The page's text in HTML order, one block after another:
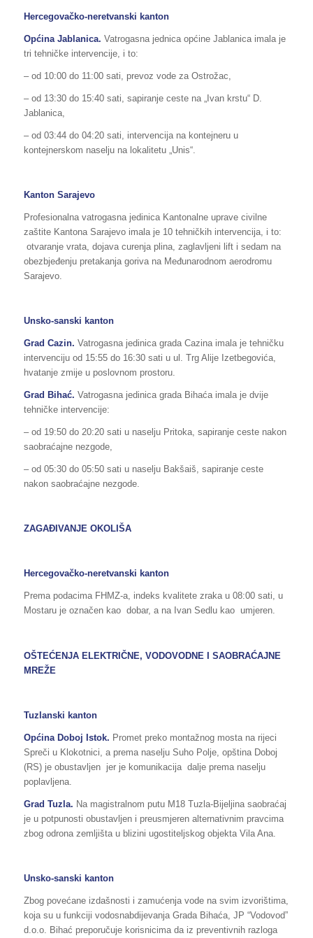
Hercegovačko-neretvanski kanton
Općina Jablanica. Vatrogasna jednica općine Jablanica imala je
tri tehničke intervencije, i to:
– od 10:00 do 11:00 sati, prevoz vode za Ostrožac,
– od 13:30 do 15:40 sati, sapiranje ceste na „Ivan krstu“ D.
Jablanica,
– od 03:44 do 04:20 sati, intervencija na kontejneru u
kontejnerskom naselju na lokalitetu „Unis“.
Kanton Sarajevo
Profesionalna vatrogasna jedinica Kantonalne uprave civilne
zaštite Kantona Sarajevo imala je 10 tehničkih intervencija, i to:
otvaranje vrata, dojava curenja plina, zaglavljeni lift i sedam na
obezbjeđenju pretakanja goriva na Međunarodnom aerodromu
Sarajevo.
Unsko-sanski kanton
Grad Cazin. Vatrogasna jedinica grada Cazina imala je tehničku
intervenciju od 15:55 do 16:30 sati u ul. Trg Alije Izetbegovića,
hvatanje zmije u poslovnom prostoru.
Grad Bihać. Vatrogasna jedinica grada Bihaća imala je dvije
tehničke intervencije:
– od 19:50 do 20:20 sati u naselju Pritoka, sapiranje ceste nakon
saobraćajne nezgode,
– od 05:30 do 05:50 sati u naselju Bakšaiš, sapiranje ceste
nakon saobraćajne nezgode.
ZAGAĐIVANJE OKOLIŠA
Hercegovačko-neretvanski kanton
Prema podacima FHMZ-a, indeks kvalitete zraka u 08:00 sati, u
Mostaru je označen kao dobar, a na Ivan Sedlu kao umjeren.
OŠTEĆENJA ELEKTRIČNE, VODOVODNE I SAOBRAĆAJNE
MREŽE
Tuzlanski kanton
Općina Doboj Istok. Promet preko montažnog mosta na rijeci
Spreči u Klokotnici, a prema naselju Suho Polje, opština Doboj
(RS) je obustavljen jer je komunikacija dalje prema naselju
poplavljena.
Grad Tuzla. Na magistralnom putu M18 Tuzla-Bijeljina saobraćaj
je u potpunosti obustavljen i preusmjeren alternativnim pravcima
zbog odrona zemljišta u blizini ugostiteljskog objekta Vila Ana.
Unsko-sanski kanton
Zbog povećane izdašnosti i zamućenja vode na svim izvorištima,
koja su u funkciji vodosnabdijevanja Grada Bihaća, JP “Vodovod”
d.o.o. Bihać preporučuje korisnicima da iz preventivnih razloga